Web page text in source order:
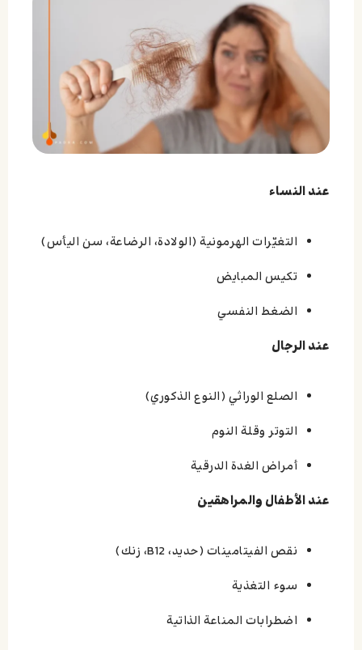
عند النساء
التغيّرات الهرمونية (الولادة، الرضاعة، سن اليأس)
تكيس المبايض
الضغط النفسي
عند الرجال
الصلع الوراثي (النوع الذكوري)
التوتر وقلة النوم
أمراض الغدة الدرقية
عند الأطفال والمراهقين
نقص الفيتامينات (حديد، B12، زنك)
سوء التغذية
اضطرابات المناعة الذاتية